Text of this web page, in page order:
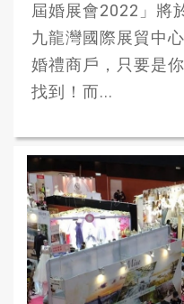
屆婚展會2022」將
九龍灣國際展貿中
婚禮商戶，只要是
找到！而...